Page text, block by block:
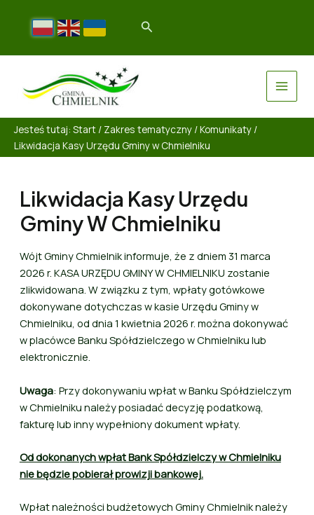
Jesteś tutaj: Start / Zakres tematyczny /Komunikaty /
Likwidacja Kasy Urzędu Gminy w Chmielniku
Likwidacja Kasy Urzędu
Gminy W Chmielniku
Wójt Gminy Chmielnik informuje, że z dniem 31 marca
2026 r. KASA URZĘDU GMINY W CHMIELNIKU zostanie
zlikwidowana. W związku z tym, wpłaty gotówkowe
dokonywane dotychczas w kasie Urzędu Gminy w
Chmielniku, od dnia 1 kwietnia 2026 r. można dokonywać
w placówce Banku Spółdzielczego w Chmielniku lub
elektronicznie.
Uwaga: Przy dokonywaniu wpłat w Banku Spółdzielczym
w Chmielniku należy posiadać decyzję podatkową,
fakturę lub inny wypełniony dokument wpłaty.
Od dokonanych wpłat Bank Spółdzielczy w Chmielniku
nie będzie pobierał prowizji bankowej.
Wpłat należności budżetowych Gminy Chmielnik należy